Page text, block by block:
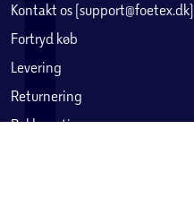
Kontakt os (support@foetex.dk)
Fortryd køb
Levering
Returnering
Reklamation